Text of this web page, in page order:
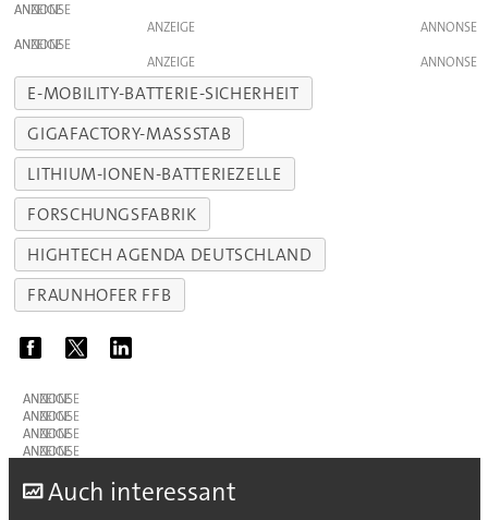
ANZEIGE
ANZEIGE
ANZEIGE
ANZEIGE
E-MOBILITY-BATTERIE-SICHERHEIT
GIGAFACTORY-MASSSTAB
LITHIUM-IONEN-BATTERIEZELLE
FORSCHUNGSFABRIK
HIGHTECH AGENDA DEUTSCHLAND
FRAUNHOFER FFB
ANZEIGE
ANZEIGE
ANZEIGE
ANZEIGE
Auch interessant